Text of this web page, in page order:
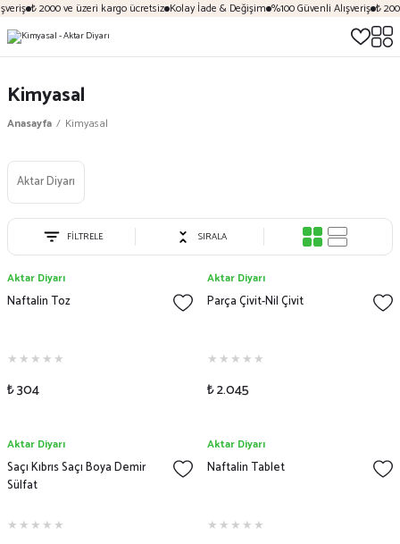
₺ 2000 ve üzeri kargo ücretsiz Kolay İade & Değişim %100 Güvenli Alışveriş ₺
Kimyasal
Anasayfa Kimyasal
Aktar Diyarı
FİLTRELE SIRALA
Aktar Diyarı
Naftalin Toz
₺ 304
Aktar Diyarı
Parça Çivit-Nil Çivit
₺ 2.045
Aktar Diyarı
Saçı Kıbrıs Saçı Boya Demir
Sülfat
Aktar Diyarı
Naftalin Tablet